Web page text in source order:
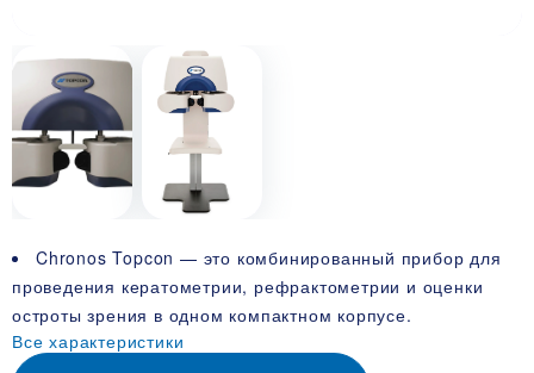
Chronos Topcon — это комбинированный прибор для
проведения кератометрии, рефрактометрии и оценки
остроты зрения в одном компактном корпусе.
Все характеристики